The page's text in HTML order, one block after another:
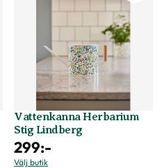
Vattenkanna Herbarium
Stig Lindberg
299:-
Välj butik